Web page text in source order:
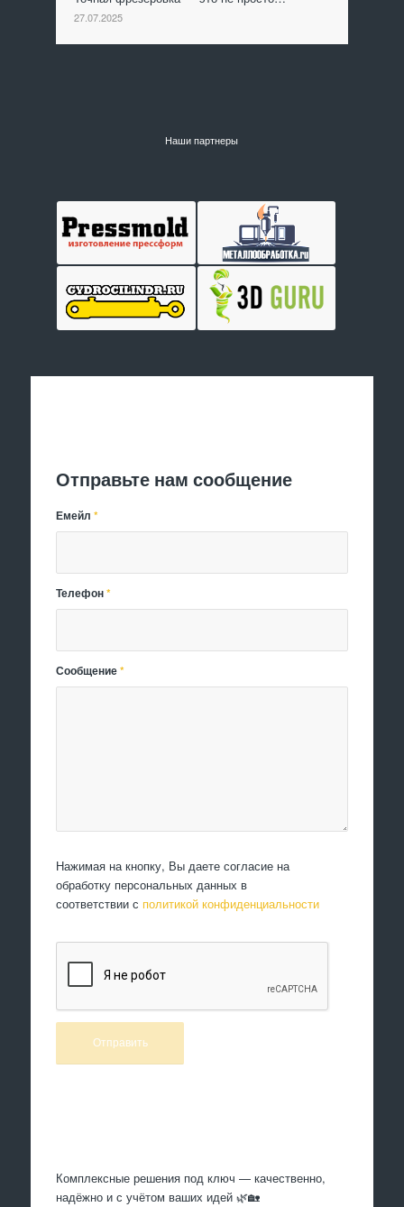
27.07.2025
Наши партнеры
Отправьте нам сообщение
Емейл*
Телефон*
Сообщение*
Нажимая на кнопку, Вы даете согласие на
обработку персональных данных в
соответствии с политикой конфиденциальности
Комплексные решения под ключ — качественно,
надёжно и с учётом ваших идей 🌿🏡